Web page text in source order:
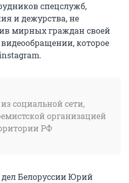
спецслужб,
и дежурства, не
мирных граждан своей
которое
социальной сети,
организацией
РФ
Белоруссии Юрий